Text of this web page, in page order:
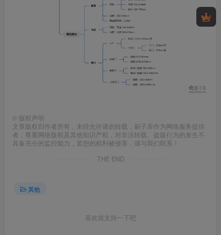
© 版权声明
文章版权归作者所有，未经允许请勿转载，刷子库作为网络服务提供
者，尊重网络版权及其他知识产权，对非法转载、盗版行为的发生不
具备充分的监控能力，若您的权利被侵害，请与我们联系！
THE END
其他
喜欢就支持一下吧